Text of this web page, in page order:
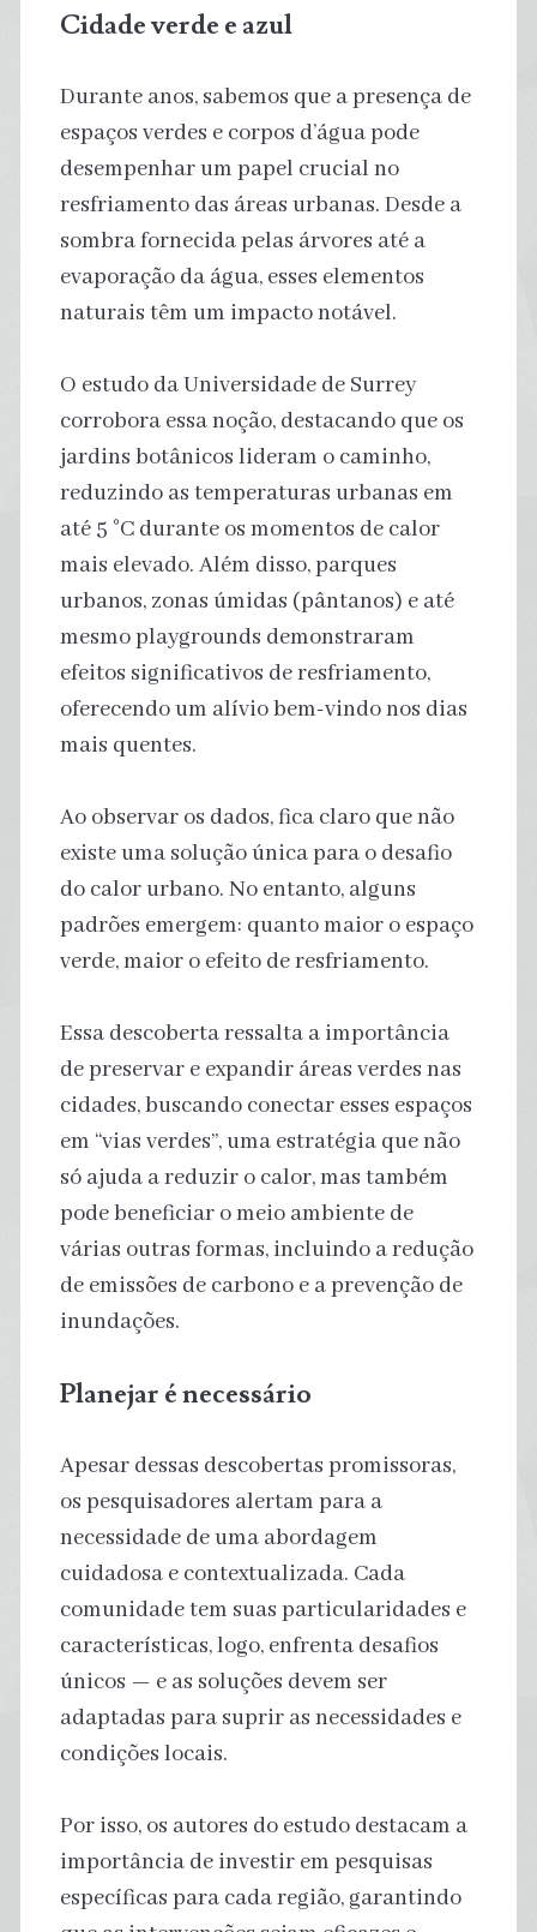
Cidade verde e azul
Durante anos, sabemos que a presença de
espaços verdes e corpos d’água pode
desempenhar um papel crucial no
resfriamento das áreas urbanas. Desde a
sombra fornecida pelas árvores até a
evaporação da água, esses elementos
naturais têm um impacto notável.
O estudo da Universidade de Surrey
corrobora essa noção, destacando que os
jardins botânicos lideram o caminho,
reduzindo as temperaturas urbanas em
até 5 °C durante os momentos de calor
mais elevado. Além disso, parques
urbanos, zonas úmidas (pântanos) e até
mesmo playgrounds demonstraram
efeitos significativos de resfriamento,
oferecendo um alívio bem-vindo nos dias
mais quentes.
Ao observar os dados, fica claro que não
existe uma solução única para o desafio
do calor urbano. No entanto, alguns
padrões emergem: quanto maior o espaço
verde, maior o efeito de resfriamento.
Essa descoberta ressalta a importância
de preservar e expandir áreas verdes nas
cidades, buscando conectar esses espaços
em “vias verdes”, uma estratégia que não
só ajuda a reduzir o calor, mas também
pode beneficiar o meio ambiente de
várias outras formas, incluindo a redução
de emissões de carbono e a prevenção de
inundações.
Planejar é necessário
Apesar dessas descobertas promissoras,
os pesquisadores alertam para a
necessidade de uma abordagem
cuidadosa e contextualizada. Cada
comunidade tem suas particularidades e
características, logo, enfrenta desafios
únicos — e as soluções devem ser
adaptadas para suprir as necessidades e
condições locais.
Por isso, os autores do estudo destacam a
importância de investir em pesquisas
específicas para cada região, garantindo